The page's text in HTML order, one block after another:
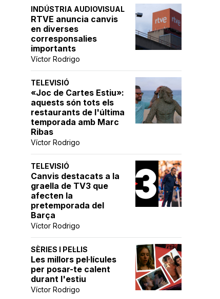
INDÚSTRIA AUDIOVISUAL
RTVE anuncia canvis
en diverses
corresponsalies
importants
Víctor Rodrigo
TELEVISIÓ
«Joc de Cartes Estiu»:
aquests són tots els
restaurants de l'última
temporada amb Marc
Ribas
Víctor Rodrigo
TELEVISIÓ
Canvis destacats a la
graella de TV3 que
afecten la
pretemporada del
Barça
Víctor Rodrigo
SÈRIES I PEL·LIS
Les millors pel·lícules
per posar-te calent
durant l'estiu
Víctor Rodrigo